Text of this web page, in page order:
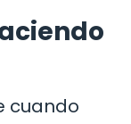
cuando